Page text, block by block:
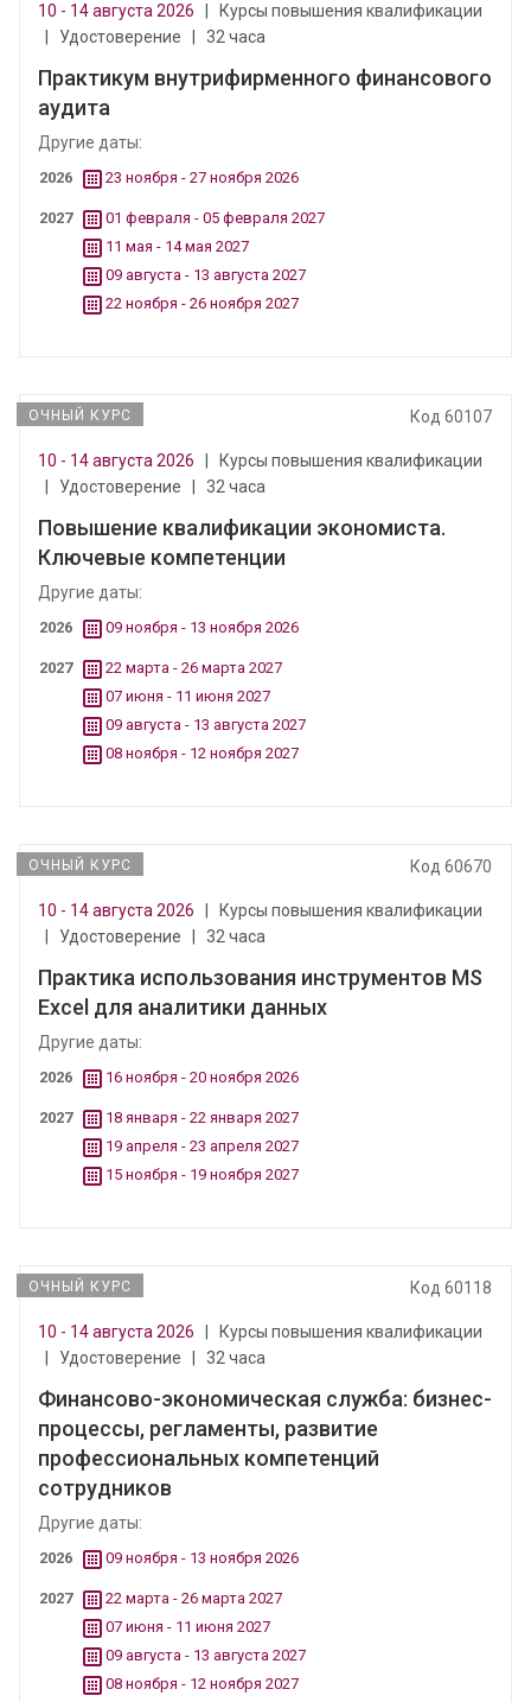
10 - 14 августа 2026
Курсы повышения квалификации
Удостоверение 32 часа
Практикум внутрифирменного финансового
аудита
Другие даты:
2026 23 ноября - 27 ноября 2026
2027
01 февраля - 05 февраля 2027
11 мая - 14 мая 2027
09 августа - 13 августа 2027
22 ноября - 26 ноября 2027
ОЧНЫЙ КУРС Код 60107
10 - 14 августа 2026
Курсы повышения квалификации
Удостоверение 32 часа
Повышение квалификации экономиста.
Ключевые компетенции
Другие даты:
2026 09 ноября - 13 ноября 2026
2027
22 марта - 26 марта 2027
07 июня - 11 июня 2027
09 августа - 13 августа 2027
08 ноября - 12 ноября 2027
ОЧНЫЙ КУРС Код 60670
10 - 14 августа 2026
Курсы повышения квалификации
Удостоверение 32 часа
Практика использования инструментов MS
Excel для аналитики данных
Другие даты:
2026 16 ноября - 20 ноября 2026
2027
18 января - 22 января 2027
19 апреля - 23 апреля 2027
15 ноября - 19 ноября 2027
ОЧНЫЙ КУРС Код 60118
10 - 14 августа 2026
Курсы повышения квалификации
Удостоверение 32 часа
Финансово-экономическая служба: бизнес-
процессы, регламенты, развитие
профессиональных компетенций
сотрудников
Другие даты:
2026 09 ноября - 13 ноября 2026
2027
22 марта - 26 марта 2027
07 июня - 11 июня 2027
09 августа - 13 августа 2027
08 ноября - 12 ноября 2027